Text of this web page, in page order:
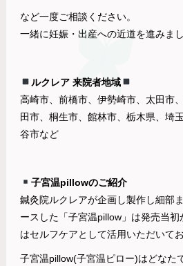
など一度ご相談ください。
一緒に妊娠・出産への近道を進みまし
ルクレア 来院者地域
高崎市、前橋市、伊勢崎市、太田市
田市、桐生市、館林市、栃木県、埼
谷市など
子宮温pillowのご紹介
鍼灸院ルクレアが企画し製作し細部
ースした「子宮温pillow」は発売当
はセルフケアとして活用いただいてお
子宮温pillow(子宮温ピロー)はどなた